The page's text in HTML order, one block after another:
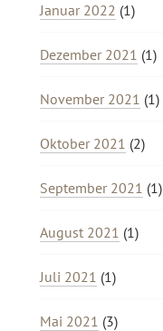
Januar 2022 (1)
Dezember 2021 (1)
November 2021 (1)
Oktober 2021 (2)
September 2021 (1)
August 2021 (1)
Juli 2021 (1)
Mai 2021 (3)